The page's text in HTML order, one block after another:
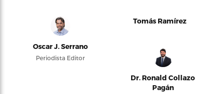
Oscar J. Serrano
Periodista Editor
Tomás Ramírez
Dr. Ronald Collazo
Pagán